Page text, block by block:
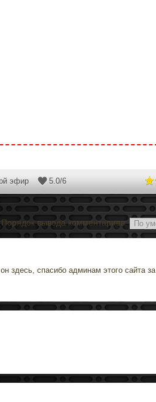
эфир 5.0/6
Порядок вывода комментариев:
здесь, спасибо админам этого сайта за